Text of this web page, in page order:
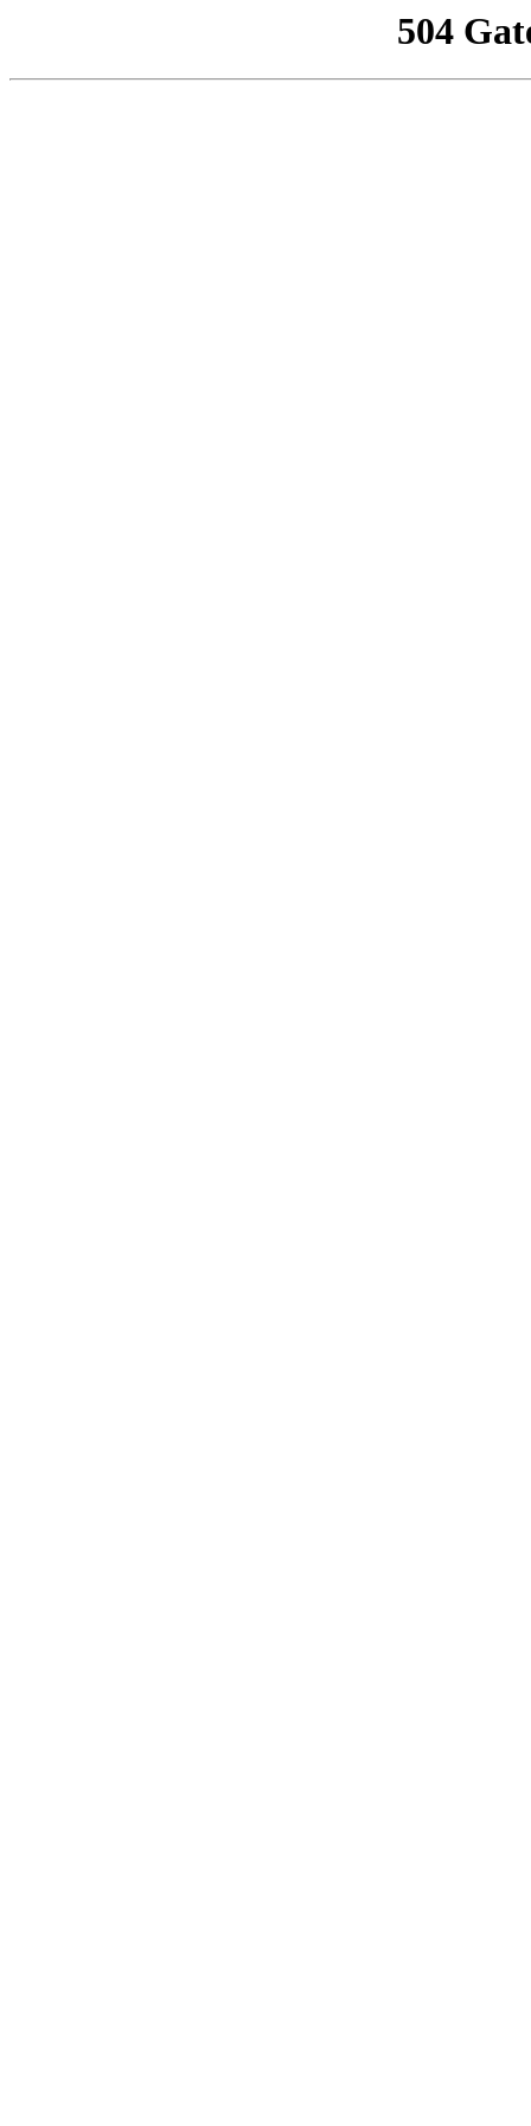
504